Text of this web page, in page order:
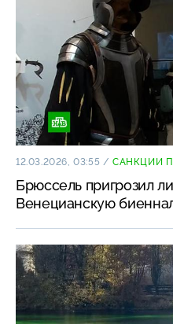
12.03.2026, 03:55 /САНКЦИИ
Брюссель пригрозил
Венецианскую